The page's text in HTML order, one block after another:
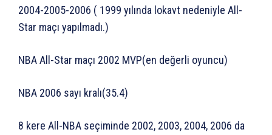
2004-2005-2006 ( 1999 yılında lokavt nedeniyle All-
Star maçı yapılmadı.)
NBA All-Star maçı 2002 MVP(en değerli oyuncu)
NBA 2006 sayı kralı(35.4)
8 kere All-NBA seçiminde 2002, 2003, 2004, 2006 da